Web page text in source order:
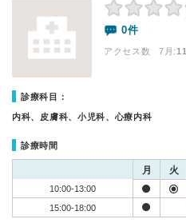
0件
アクセス数 7月:11
診療科目：
内科、皮膚科、小児科、心療内科
診療時間
月 火
10:00-13:00
15:00-18:00